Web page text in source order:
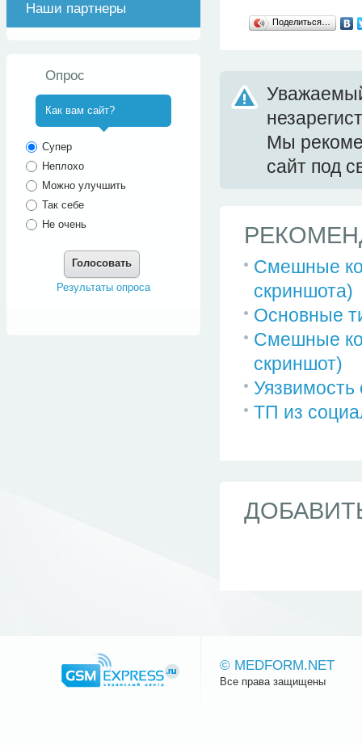
Поделиться…
Мы
сайт под
Смешные
скриншота)
Основные
Смешные
скриншот)
Уязвимость
ТП из
Наши партнеры
Опрос
Как вам сайт?
Супер
Неплохо
Можно улучшить
Так себе
Не очень
Голосовать
Результаты опроса
© MEDFORM.NET
Все права защищены